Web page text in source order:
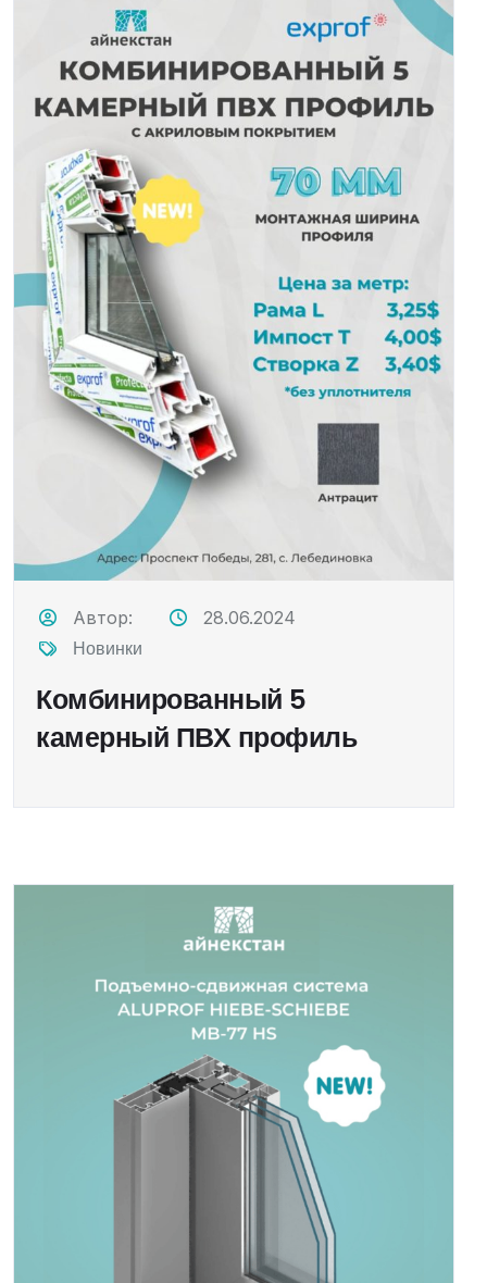
Автор: 28.06.2024
Новинки
Комбинированный 5
камерный ПВХ профиль